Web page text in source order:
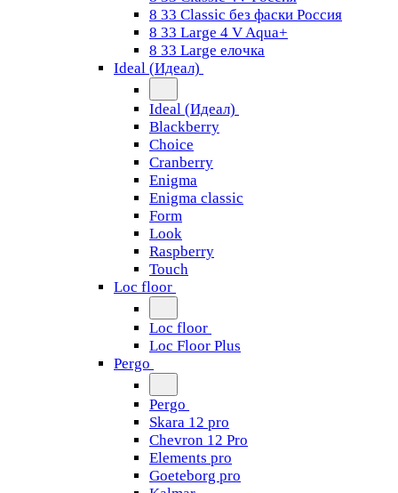
8 33 Classic без фаски Россия
8 33 Large 4 V Aqua+
8 33 Large елочка
Ideal (Идеал)
Ideal (Идеал)
Blackberry
Choice
Cranberry
Enigma
Enigma classic
Form
Look
Raspberry
Touch
Loc floor
Loc floor
Loc Floor Plus
Pergo
Pergo
Skara 12 pro
Chevron 12 Pro
Elements pro
Goeteborg pro